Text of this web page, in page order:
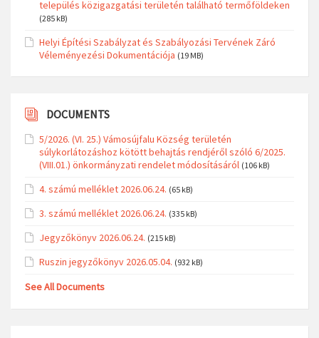
település közigazgatási területén található termőföldeken
(285 kB)
Helyi Építési Szabályzat és Szabályozási Tervének Záró
Véleményezési Dokumentációja (19 MB)
DOCUMENTS
5/2026. (VI. 25.) Vámosújfalu Község területén
súlykorlátozáshoz kötött behajtás rendjéről szóló 6/2025.
(VIII.01.) önkormányzati rendelet módosításáról (106 kB)
4. számú melléklet 2026.06.24. (65 kB)
3. számú melléklet 2026.06.24. (335 kB)
Jegyzőkönyv 2026.06.24. (215 kB)
Ruszin jegyzőkönyv 2026.05.04. (932 kB)
See All Documents